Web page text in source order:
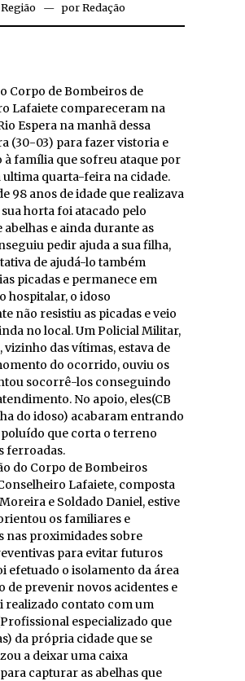
Região
por Redação
Corpo de Bombeiros de
Lafaiete compareceram na
Espera na manhã dessa
(30-03) para fazer vistoria e
à família que sofreu ataque por
ultima quarta-feira na cidade.
98 anos de idade que realizava
horta foi atacado pelo
abelhas e ainda durante as
pedir ajuda a sua filha,
de ajudá-lo também
picadas e permanece em
hospitalar, o idoso
não resistiu as picadas e veio
no local. Um Policial Militar,
vizinho das vítimas, estava de
do ocorrido, ouviu os
socorrê-los conseguindo
No apoio, eles(CB
do idoso) acabaram entrando
que corta o terreno
ferroadas.
do Corpo de Bombeiros
Lafaiete, composta
e Soldado Daniel, estive
os familiares e
nas proximidades sobre
para evitar futuros
efetuado o isolamento da área
de prevenir novos acidentes e
realizado contato com um
especializado que
da própria cidade que se
a deixar uma caixa
capturar as abelhas que